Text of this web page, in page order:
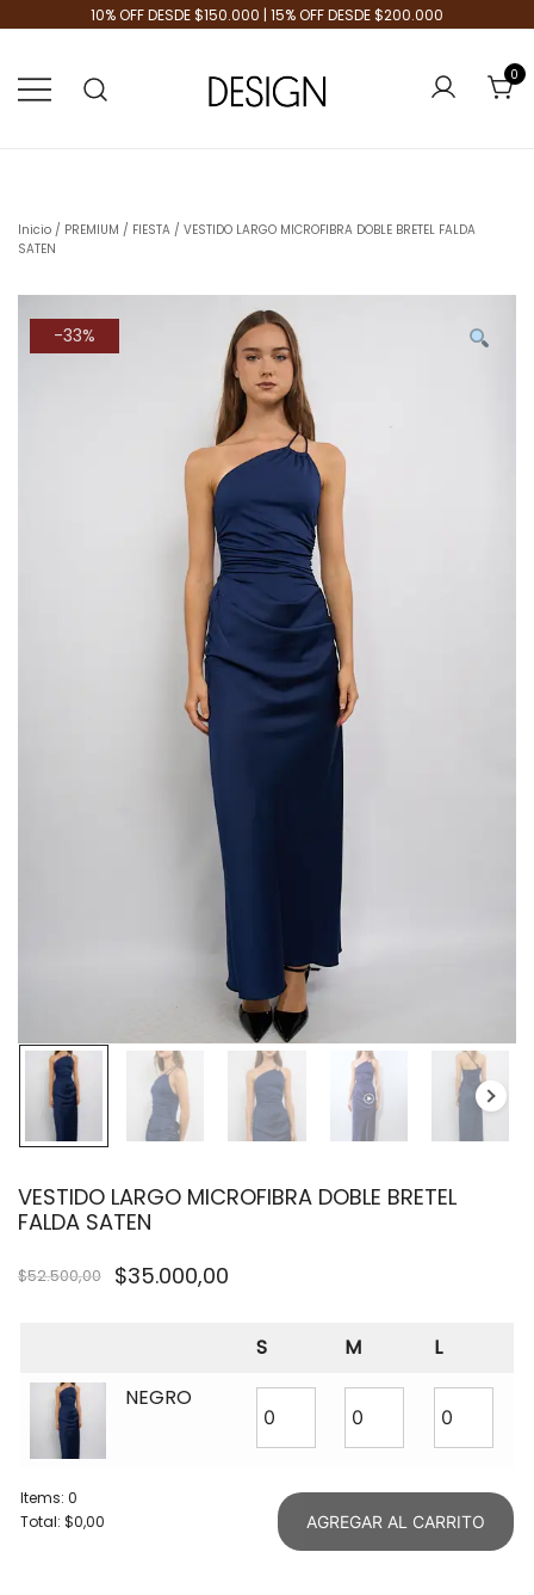
10% OFF DESDE $150.000 | 15% OFF DESDE $200.000
0
Inicio / PREMIUM / FIESTA / VESTIDO LARGO MICROFIBRA DOBLE BRETEL FALDA
SATEN
-33%
VESTIDO LARGO MICROFIBRA DOBLE BRETEL
FALDA SATEN
$52.500,00 $35.000,00
S M
L
NEGRO
Items: 0
Total: $0,00 AGREGAR AL CARRITO